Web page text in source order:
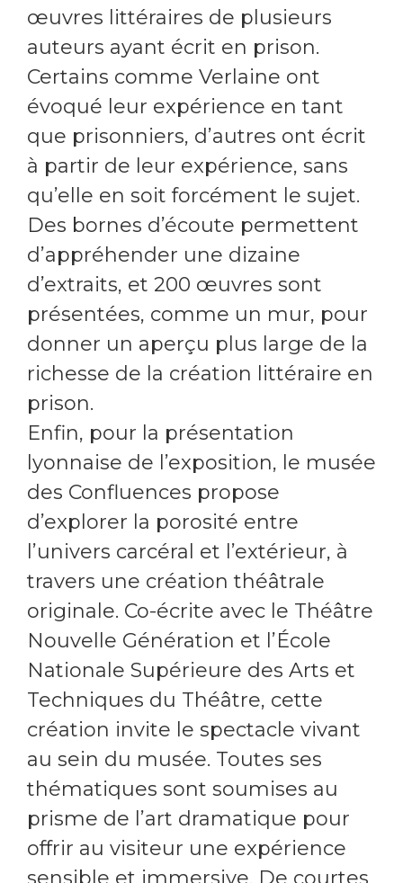
œuvres littéraires de plusieurs
auteurs ayant écrit en prison.
Certains comme Verlaine ont
évoqué leur expérience en tant
que prisonniers, d’autres ont écrit
à partir de leur expérience, sans
qu’elle en soit forcément le sujet.
Des bornes d’écoute permettent
d’appréhender une dizaine
d’extraits, et 200 œuvres sont
présentées, comme un mur, pour
donner un aperçu plus large de la
richesse de la création littéraire en
prison.
Enfin, pour la présentation
lyonnaise de l’exposition, le musée
des Confluences propose
d’explorer la porosité entre
l’univers carcéral et l’extérieur, à
travers une création théâtrale
originale. Co-écrite avec le Théâtre
Nouvelle Génération et l’École
Nationale Supérieure des Arts et
Techniques du Théâtre, cette
création invite le spectacle vivant
au sein du musée. Toutes ses
thématiques sont soumises au
prisme de l’art dramatique pour
offrir au visiteur une expérience
sensible et immersive. De courtes